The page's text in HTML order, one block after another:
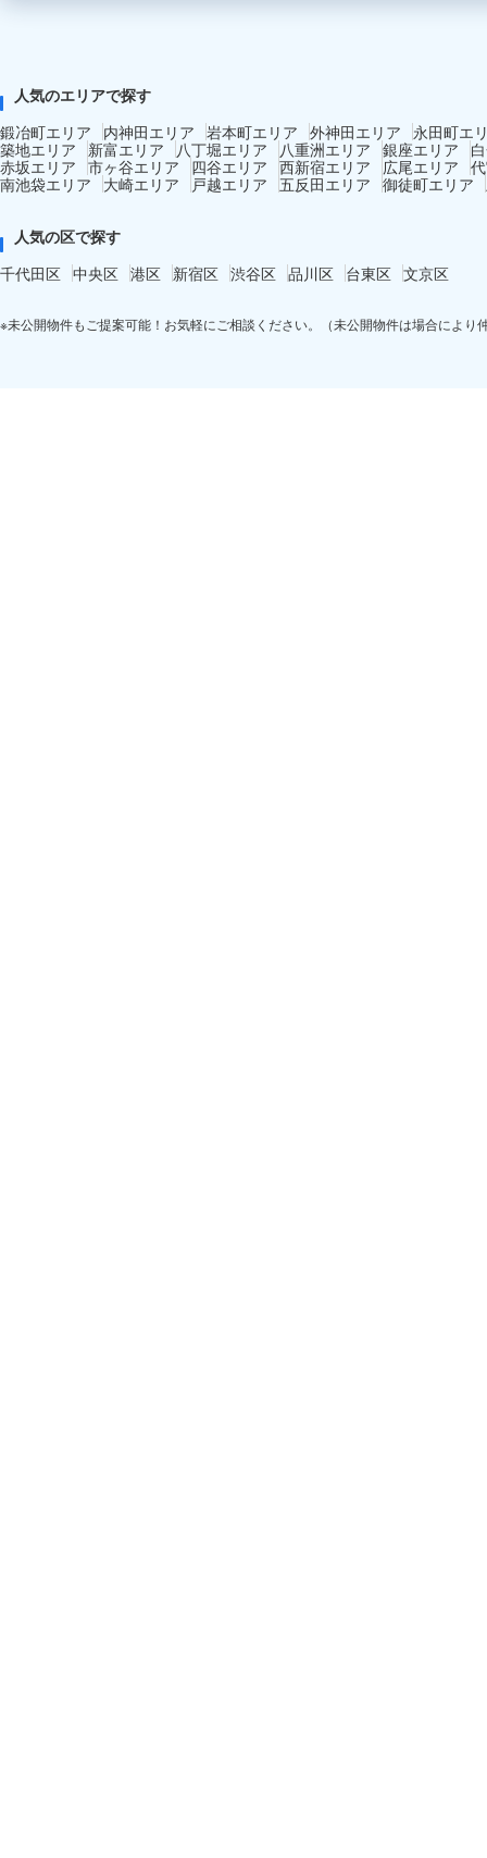
人気のエリアで探す
鍛冶町エリア
内神田エリア 岩本町エリア 外神田エリア
永田町エ
築地エリア
新富エリア 八丁堀エリア 八重洲エリア 銀座エリア
赤坂エリア 市ヶ谷エリア 四谷エリア 西新宿エリア 広尾エリア
南池袋エリア
大崎エリア 戸越エリア 五反田エリア 御徒町エリア
人気の区で探す
千代田区 中央区 港区 新宿区 渋谷区 品川区 台東区 文京区
※未公開物件もご提案可能！お気軽にご相談ください。（未公開物件は場合により